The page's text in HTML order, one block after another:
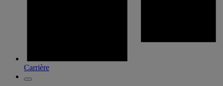
Carrière